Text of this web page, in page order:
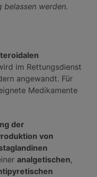
werden.
im Rettungsdienst
angewandt. Für
Medikamente
der
von
analgetischen,